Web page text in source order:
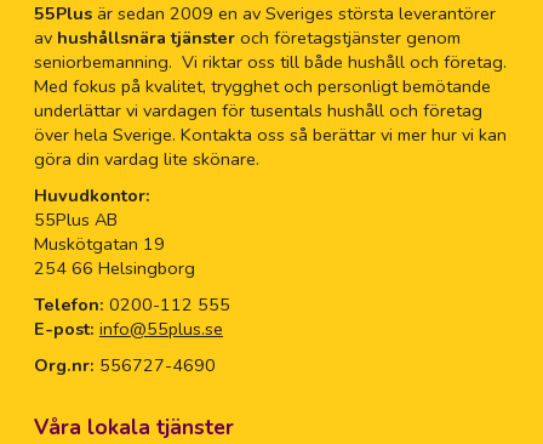
55Plusär sedan 2009 en av Sveriges största leverantörer
av hushållsnära tjänsteroch företagstjänster genom
seniorbemanning. Vi riktar oss till både hushåll och företag.
Med fokus på kvalitet, trygghet och personligt bemötande
underlättar vi vardagen för tusentals hushåll och företag
över hela Sverige. Kontakta oss så berättar vi mer hur vi kan
göra din vardag lite skönare.
Huvudkontor:
55Plus AB
Muskötgatan 19
254 66 Helsingborg
Telefon: 0200-112 555
E-post: info@55plus.se
Org.nr: 556727-4690
Våra lokala tjänster